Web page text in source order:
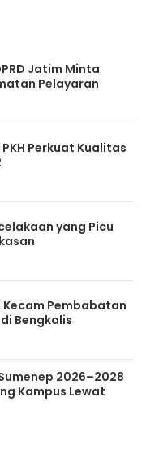
Jatim Minta
Pelayaran
Perkuat Kualitas
yang Picu
Kecam Pembabatan
Bengkalis
2026–2028
Kampus Lewat